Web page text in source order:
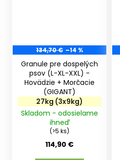
134,70 € –14 %
Granule pre dospelých
psov (L-XL-XXL) -
Hovädzie + Morčacie
27kg (3x9kg)
Skladom - odosielame
ihneď
(>5 ks)
114,90 €